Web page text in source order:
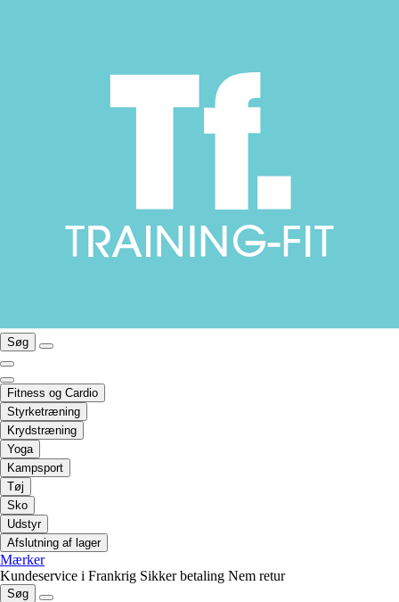
Søg
Fitness og Cardio
Styrketræning
Krydstræning
Yoga
Kampsport
Tøj
Sko
Udstyr
Afslutning af lager
Mærker
Kundeservice i Frankrig Sikker betaling Nem retur
Søg